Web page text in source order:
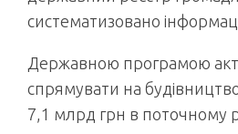
систематизовано
Державною програмою
спрямувати на
7,1 млрд грн в поточному